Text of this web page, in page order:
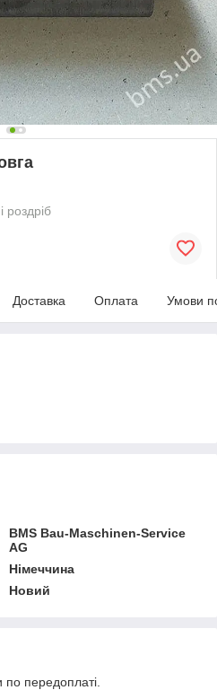
роздріб
Доставка Оплата Умови
BMS Bau-Maschinen-Service
AG
Німеччина
Новий
по передоплаті.